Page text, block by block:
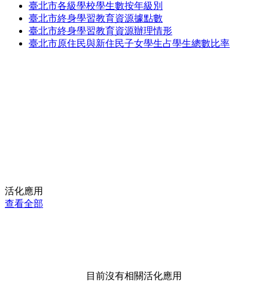
臺北市各級學校學生數按年級別
臺北市終身學習教育資源據點數
臺北市終身學習教育資源辦理情形
臺北市原住民與新住民子女學生占學生總數比率
活化應用
查看全部
目前沒有相關活化應用